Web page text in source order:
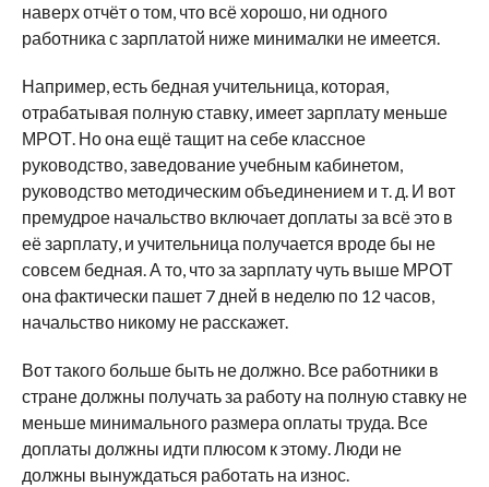
наверх отчёт о том, что всё хорошо, ни одного
работника с зарплатой ниже минималки не имеется.
Например, есть бедная учительница, которая,
отрабатывая полную ставку, имеет зарплату меньше
МРОТ. Но она ещё тащит на себе классное
руководство, заведование учебным кабинетом,
руководство методическим объединением и т. д. И вот
премудрое начальство включает доплаты за всё это в
её зарплату, и учительница получается вроде бы не
совсем бедная. А то, что за зарплату чуть выше МРОТ
она фактически пашет 7 дней в неделю по 12 часов,
начальство никому не расскажет.
Вот такого больше быть не должно. Все работники в
стране должны получать за работу на полную ставку не
меньше минимального размера оплаты труда. Все
доплаты должны идти плюсом к этому. Люди не
должны вынуждаться работать на износ.